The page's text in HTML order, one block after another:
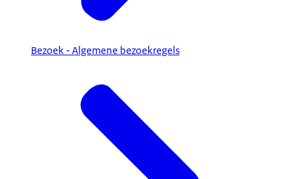
Bezoek - Algemene bezoekregels